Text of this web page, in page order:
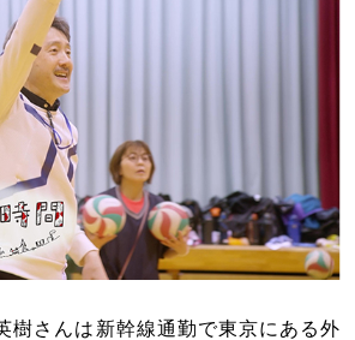
樹さんは新幹線通勤で東京にある外